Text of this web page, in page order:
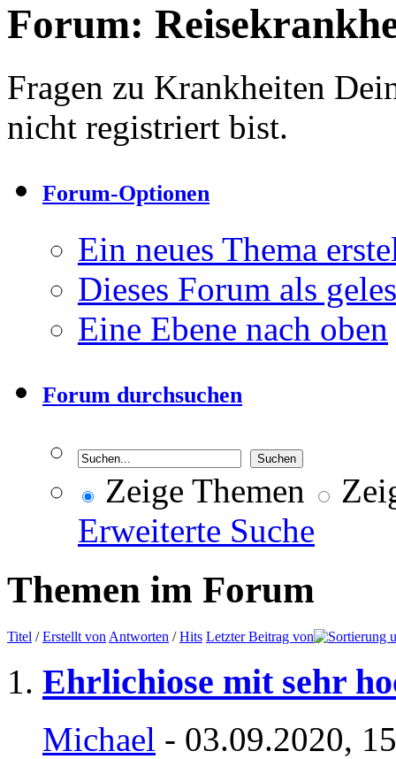
Forum:
Fragen zu Krankheiten
nicht registriert bist.
Forum-Optionen
Ein neues Thema
Dieses Forum als
Eine Ebene nach oben
Forum durchsuchen
Zeige Themen
Erweiterte Suche
Themen im Forum
Titel /Erstellt von Antworten /Hits Letzter Beitrag von
Ehrlichiose mit sehr
Michael - 03.09.2020,